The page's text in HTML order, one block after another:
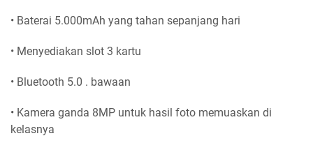
• Baterai 5.000mAh yang tahan sepanjang hari
• Menyediakan slot 3 kartu
• Bluetooth 5.0 . bawaan
• Kamera ganda 8MP untuk hasil foto memuaskan di
kelasnya